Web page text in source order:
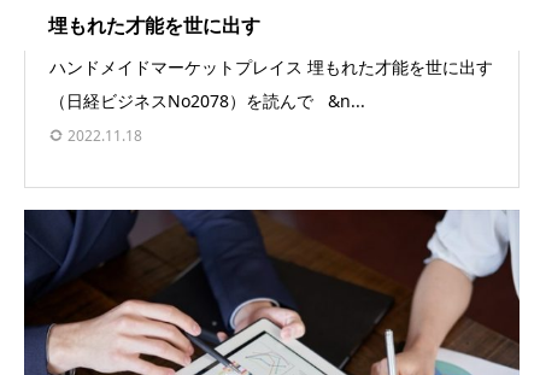
埋もれた才能を世に出す
ハンドメイドマーケットプレイス 埋もれた才能を世に出す
（日経ビジネスNo2078）を読んで &n...
2022.11.18